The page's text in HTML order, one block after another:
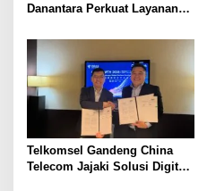
Danantara Perkuat Layanan
Sehat di Semester I 2026
Telkomsel Gandeng China
Telecom Jajaki Solusi Digital